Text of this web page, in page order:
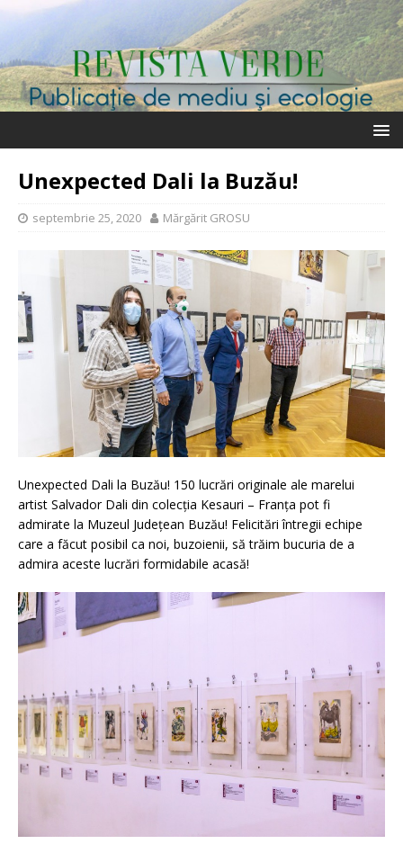
Unexpected Dali la Buzău!
septembrie 25, 2020 Mărgărit GROSU
Unexpected Dali la Buzău! 150 lucrări originale ale marelui
artist Salvador Dali din colecția Kesauri – Franța pot fi
admirate la Muzeul Județean Buzău! Felicitări întregii echipe
care a făcut posibil ca noi, buzoienii, să trăim bucuria de a
admira aceste lucrări formidabile acasă!